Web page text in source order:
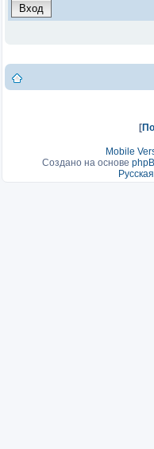
[
Mobile
Создано на основе